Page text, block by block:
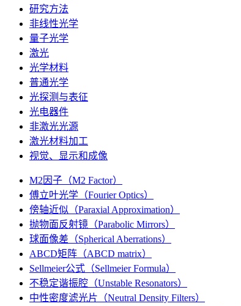
研究方法
非线性光学
量子光学
激光
光学材料
普通光学
光探测与表征
光电器件
非激光光源
激光材料加工
视觉、显示和成像
M2因子（M2 Factor）
傅立叶光学（Fourier Optics）
傍轴近似（Paraxial Approximation）
抛物面反射镜（Parabolic Mirrors）
球面像差（Spherical Aberrations）
ABCD矩阵（ABCD matrix）
Sellmeier公式（Sellmeier Formula）
不稳定谐振腔（Unstable Resonators）
中性密度滤光片（Neutral Density Filters）